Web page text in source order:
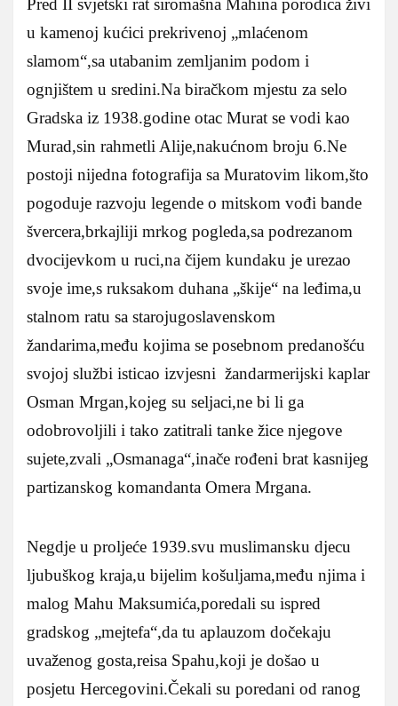
u kamenoj kućici prekrivenoj „mlaćenom
slamom“,sa utabanim zemljanim podom i
ognjištem u sredini.Na biračkom mjestu za selo
Gradska iz 1938.godine otac Murat se vodi kao
Murad,sin rahmetli Alije,nakućnom broju 6.Ne
postoji nijedna fotografija sa Muratovim likom,što
pogoduje razvoju legende o mitskom vođi bande
švercera,brkajliji mrkog pogleda,sa podrezanom
dvocijevkom u ruci,na čijem kundaku je urezao
svoje ime,s ruksakom duhana „škije“ na leđima,u
stalnom ratu sa starojugoslavenskom
žandarima,među kojima se posebnom predanošću
svojoj službi isticao izvjesni žandarmerijski kaplar
Osman Mrgan,kojeg su seljaci,ne bi li ga
odobrovoljili i tako zatitrali tanke žice njegove
sujete,zvali „Osmanaga“,inače rođeni brat kasnijeg
partizanskog komandanta Omera Mrgana.
Negdje u proljeće 1939.svu muslimansku djecu
ljubuškog kraja,u bijelim košuljama,među njima i
malog Mahu Maksumića,poredali su ispred
gradskog „mejtefa“,da tu aplauzom dočekaju
uvaženog gosta,reisa Spahu,koji je došao u
posjetu Hercegovini.Čekali su poredani od ranog